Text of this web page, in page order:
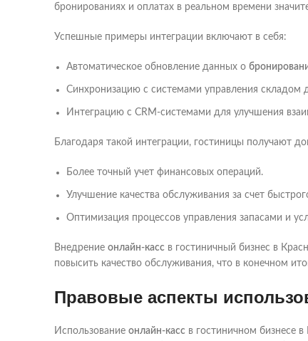
бронированиях и оплатах в реальном времени
Успешные примеры интеграции включают в себя:
Автоматическое обновление данных о
Синхронизацию с системами управления складом
Интеграцию с CRM-системами для улучшения
Благодаря такой интеграции, гостиницы получают
Более точный учет финансовых операций.
Улучшение качества обслуживания за счет
Оптимизация процессов управления запасами и
Внедрение онлайн-касс в гостиничный бизнес в
повысить качество обслуживания, что в конечном
Правовые аспекты
Использование онлайн-касс в гостиничном бизнесе